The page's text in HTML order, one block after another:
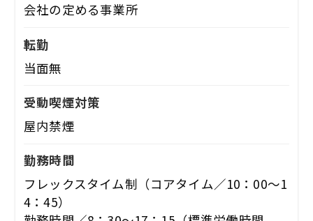
会社の定める事業所
転勤
当面無
受動喫煙対策
屋内禁煙
勤務時間
フレックスタイム制（コアタイム／10：00～1
4：45）